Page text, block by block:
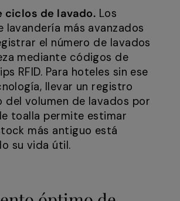
ciclos de lavado. Los
lavandería más avanzados
el número de lavados
mediante códigos de
RFID. Para hoteles sin ese
llevar un registro
del volumen de lavados por
toalla permite estimar
más antiguo está
su vida útil.